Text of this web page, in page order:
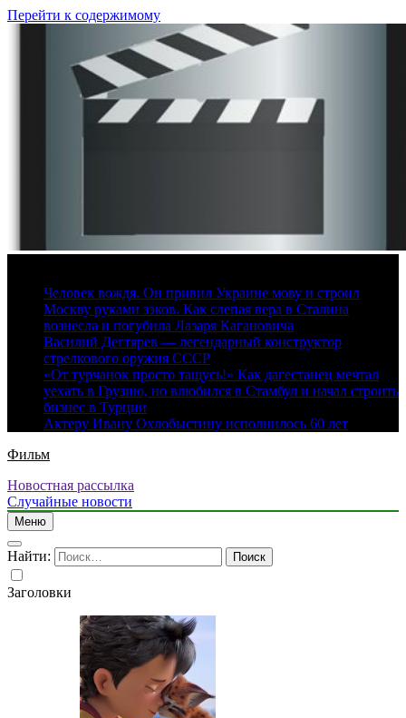
Перейти к содержимому
Человек вождя. Он привил Украине мову и строил
Москву руками зэков. Как слепая вера в Сталина
вознесла и погубила Лазаря Кагановича
Василий Дегтярев — легендарный конструктор
стрелкового оружия СССР
«От турчанок просто тащусь!» Как дагестанец мечтал
уехать в Грузию, но влюбился в Стамбул и начал строить
бизнес в Турции
Актеру Ивану Охлобыстину исполнилось 60 лет
Фильм
Новостная рассылка
Случайные новости
Меню
Найти:
Заголовки